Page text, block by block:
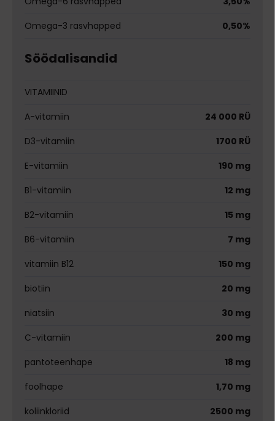
Omega-3 rasvhapped
0,50%
Söödalisandid
VITAMIINID
A-vitamiin
24 000 RÜ
D3-vitamiin
1700 RÜ
E-vitamiin
190 mg
B1-vitamiin
12 mg
B2-vitamiin
15 mg
B6-vitamiin
7 mg
vitamiin B12
150 mg
biotiin
20 mg
niatsiin
30 mg
C-vitamiin
200 mg
pantoteenhape
18 mg
foolhape
1,70 mg
koliinkloriid
2500 mg